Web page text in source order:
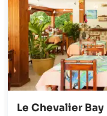
Le Chevalier